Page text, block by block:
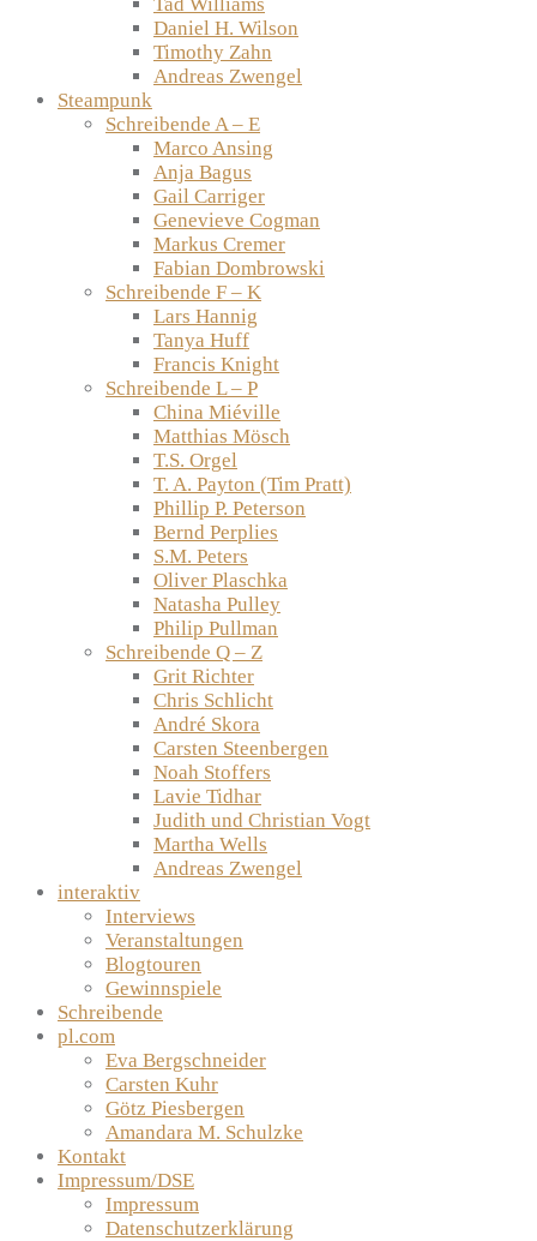
Daniel H. Wilson
Timothy Zahn
Andreas Zwengel
Steampunk
Schreibende A – E
Marco Ansing
Anja Bagus
Gail Carriger
Genevieve Cogman
Markus Cremer
Fabian Dombrowski
Schreibende F – K
Lars Hannig
Tanya Huff
Francis Knight
Schreibende L – P
China Miéville
Matthias Mösch
T.S. Orgel
T. A. Payton (Tim Pratt)
Phillip P. Peterson
Bernd Perplies
S.M. Peters
Oliver Plaschka
Natasha Pulley
Philip Pullman
Schreibende Q – Z
Grit Richter
Chris Schlicht
André Skora
Carsten Steenbergen
Noah Stoffers
Lavie Tidhar
Judith und Christian Vogt
Martha Wells
Andreas Zwengel
interaktiv
Interviews
Veranstaltungen
Blogtouren
Gewinnspiele
Schreibende
pl.com
Eva Bergschneider
Carsten Kuhr
Götz Piesbergen
Amandara M. Schulzke
Kontakt
Impressum/DSE
Impressum
Datenschutzerklärung